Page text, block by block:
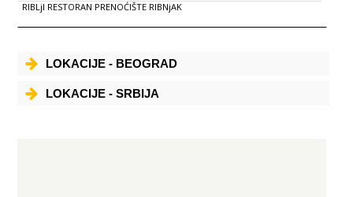
RIBLjI RESTORAN PRENOĆIŠTE RIBNjAK
LOKACIJE - BEOGRAD
LOKACIJE - SRBIJA